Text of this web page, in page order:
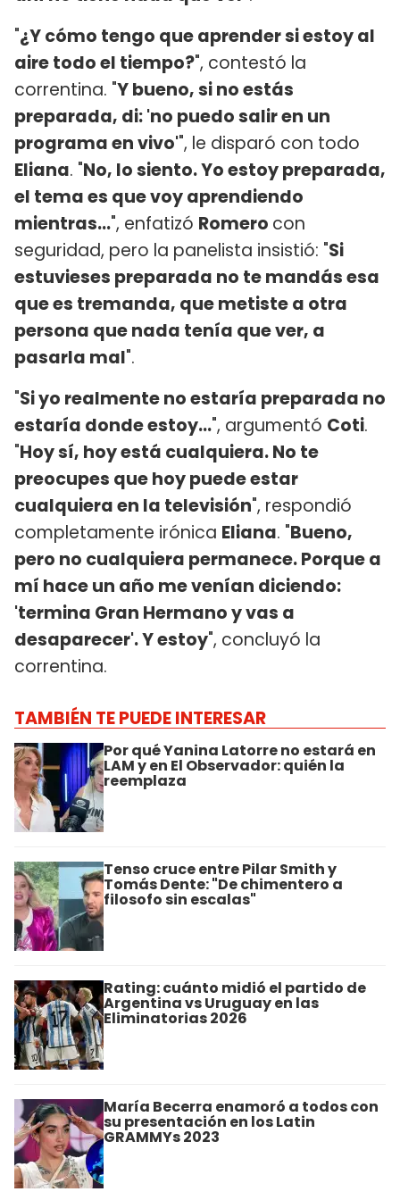
"¿Y cómo tengo que aprender si estoy al
aire todo el tiempo?", contestó la
correntina. "Y bueno, si no estás
preparada, di: 'no puedo salir en un
programa en vivo'", le disparó con todo
Eliana. "No, lo siento. Yo estoy preparada,
el tema es que voy aprendiendo
mientras...", enfatizó Romero con
seguridad, pero la panelista insistió: "Si
estuvieses preparada no te mandás esa
que es tremanda, que metiste a otra
persona que nada tenía que ver, a
pasarla mal".
"Si yo realmente no estaría preparada no
estaría donde estoy...", argumentó Coti.
"Hoy sí, hoy está cualquiera. No te
preocupes que hoy puede estar
cualquiera en la televisión", respondió
completamente irónica Eliana. "Bueno,
pero no cualquiera permanece. Porque a
mí hace un año me venían diciendo:
'termina Gran Hermano y vas a
desaparecer'. Y estoy", concluyó la
correntina.
TAMBIÉN TE PUEDE INTERESAR
Por qué Yanina Latorre no estará en
LAM y en El Observador: quién la
reemplaza
Tenso cruce entre Pilar Smith y
Tomás Dente: "De chimentero a
filosofo sin escalas"
Rating: cuánto midió el partido de
Argentina vs Uruguay en las
Eliminatorias 2026
María Becerra enamoró a todos con
su presentación en los Latin
GRAMMYs 2023